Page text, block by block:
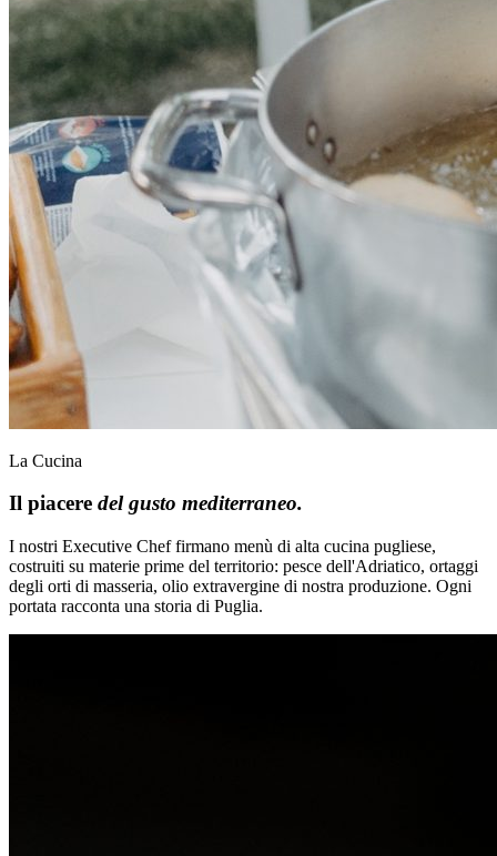
La Cucina
Il piacere del gusto mediterraneo.
I nostri Executive Chef firmano menù di alta cucina pugliese,
costruiti su materie prime del territorio: pesce dell'Adriatico, ortaggi
degli orti di masseria, olio extravergine di nostra produzione. Ogni
portata racconta una storia di Puglia.